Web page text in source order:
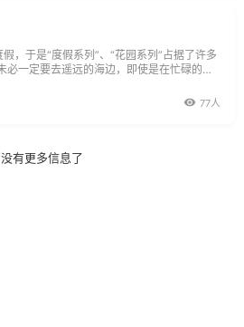
，于是“度假系列”、“花园系列”占据了许多
必一定要去遥远的海边，即使是在忙碌的办
77人
没有更多信息了